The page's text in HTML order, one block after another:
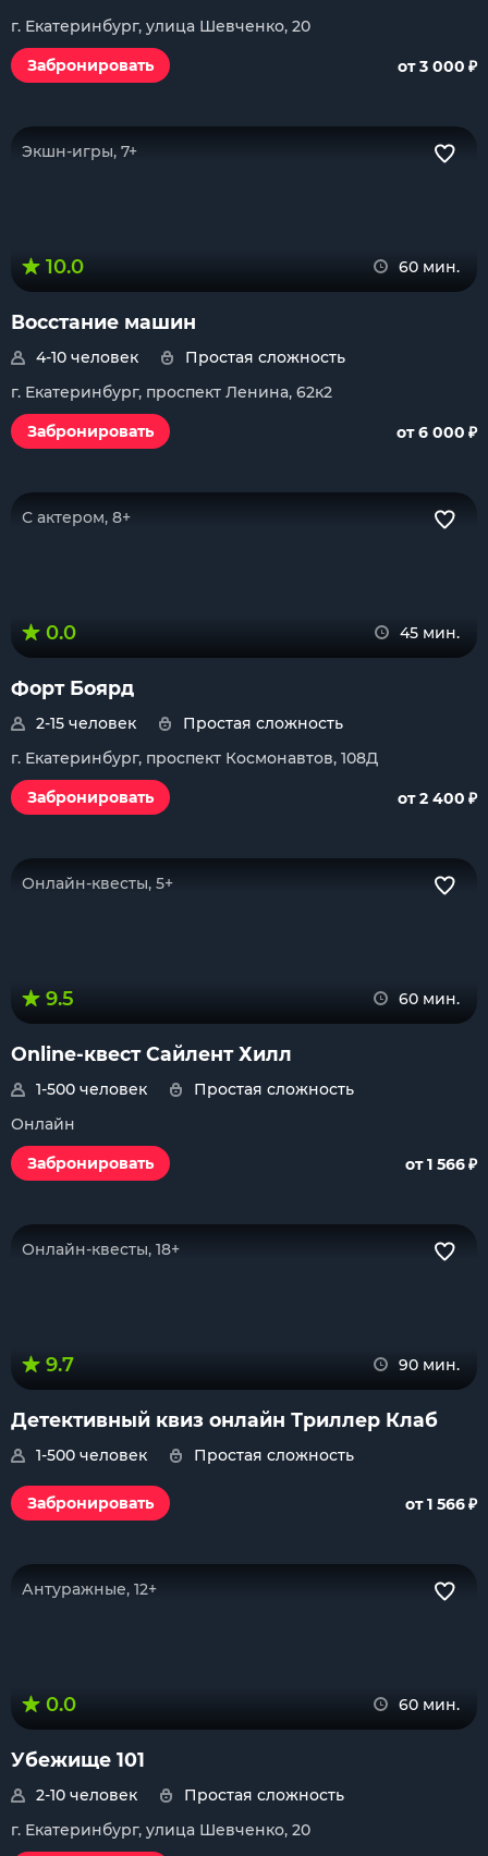
г. Екатеринбург, улица Шевченко, 20
Забронировать
от 3 000 ₽
Экшн-игры, 7+
10.0 60 мин.
Восстание машин
4-10 человек
Простая сложность
г. Екатеринбург, проспект Ленина, 62к2
Забронировать
от 6 000 ₽
С актером, 8+
0.0 45 мин.
Форт Боярд
2-15 человек
Простая сложность
г. Екатеринбург, проспект Космонавтов, 108Д
Забронировать
от 2 400 ₽
Онлайн-квесты, 5+
9.5 60 мин.
Online-квест Сайлент Хилл
1-500 человек
Простая сложность
Онлайн
Забронировать
от 1 566₽
Онлайн-квесты, 18+
9.7 90 мин.
Детективный квиз онлайн Триллер Клаб
1-500 человек Простая сложность
Забронировать от 1 566₽
Антуражные, 12+
0.0 60 мин.
Убежище 101
2-10 человек
Простая сложность
г. Екатеринбург, улица Шевченко, 20